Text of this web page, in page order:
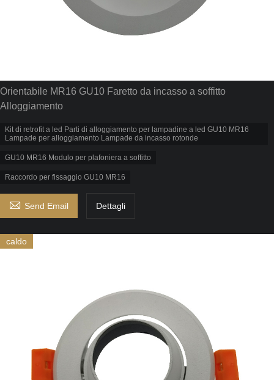
Orientabile MR16 GU10 Faretto da incasso a soffitto
Alloggiamento
Kit di retrofit a led Parti di alloggiamento per lampadine a led GU10 MR16
Lampade per alloggiamento Lampade da incasso rotonde
GU10 MR16 Modulo per plafoniera a soffitto
Raccordo per fissaggio GU10 MR16
 Send Email Dettagli
caldo